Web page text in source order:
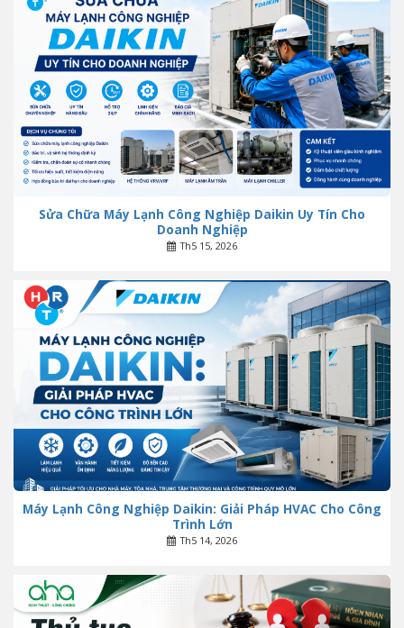
Sửa Chữa Máy Lạnh Công Nghiệp Daikin Uy Tín Cho
Doanh Nghiệp
Th5 15, 2026
Máy Lạnh Công Nghiệp Daikin: Giải Pháp HVAC Cho Công
Trình Lớn
Th5 14, 2026